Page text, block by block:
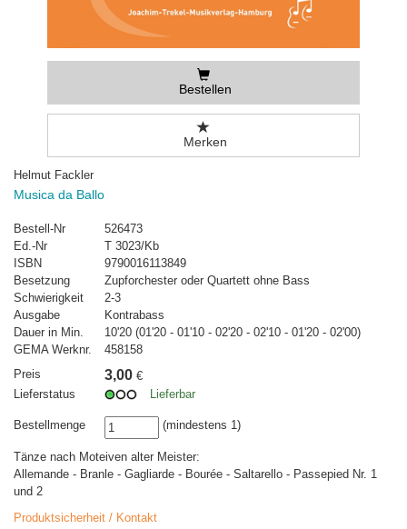
Bestellen
Merken
Helmut Fackler
Musica da Ballo
Bestell-Nr
526473
Ed.-Nr
T 3023/Kb
ISBN
9790016113849
Besetzung
Zupforchester oder Quartett ohne Bass
Schwierigkeit
2-3
Ausgabe
Kontrabass
Dauer in Min.
10'20 (01'20 - 01'10 - 02'20 - 02'10 - 01'20 - 02'00)
GEMA Werknr.
458158
Preis
3,00 €
Lieferstatus
Lieferbar
Bestellmenge (mindestens 1)
Tänze nach Moteiven alter Meister:
Allemande - Branle - Gagliarde - Bourée - Saltarello - Passepied Nr. 1
und 2
Produktsicherheit / Kontakt